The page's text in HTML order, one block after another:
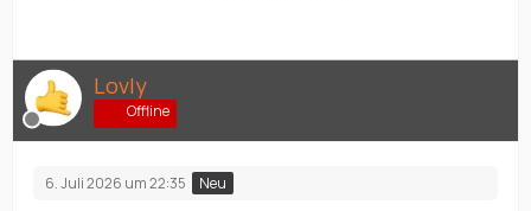
Lovly
Offline
6. Juli 2026 um 22:35 Neu